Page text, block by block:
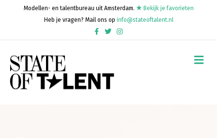
Modellen- en talentbureau uit Amsterdam.
Bekijk je favorieten
Heb je vragen? Mail ons op info@stateoftalent.nl
FacebookTwitterInstagram